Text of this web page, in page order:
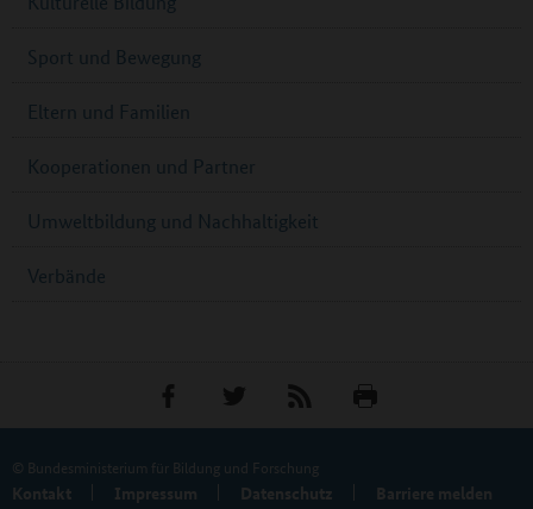
Sport und Bewegung
Eltern und Familien
Kooperationen und Partner
Umweltbildung und Nachhaltigkeit
Verbände
© Bundesministerium für Bildung und Forschung
Kontakt Impressum Datenschutz Barriere melden